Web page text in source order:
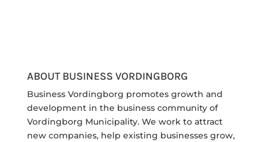
ABOUT BUSINESS VORDINGBORG
Business Vordingborg promotes growth and
development in the business community of
Vordingborg Municipality. We work to attract
new companies, help existing businesses grow,